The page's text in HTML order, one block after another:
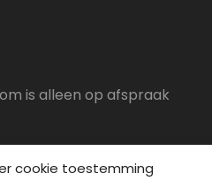
cookie toestemming
is alleen op afspraak
17-10, 3763LX Soest